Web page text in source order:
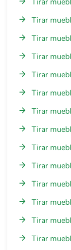
Tirar
Tirar
Tirar
Tirar
Tirar
Tirar
Tirar
Tirar
Tirar
Tirar
Tirar
Tirar
Tirar